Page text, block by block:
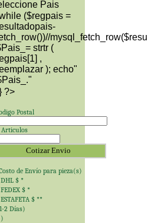
($regpais =
strtr (
,
); echo"
?>
Postal
de Envío para pieza(s)
DHL $ *
FEDEX $ *
ESTAFETA $ **
2 Días)
)